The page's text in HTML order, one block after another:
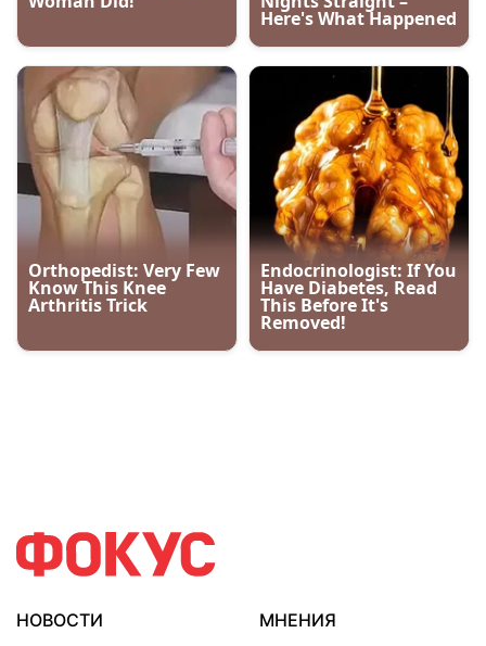
НОВОСТИ
МНЕНИЯ